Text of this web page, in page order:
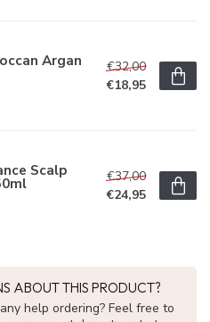
Argan
€32,00
€18,95
Scalp
€37,00
€24,95
ABOUT THIS PRODUCT?
help ordering? Feel free to